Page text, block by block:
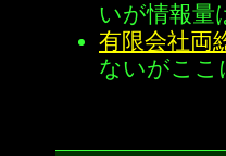
いが情報量
有限会社両
ないがここ